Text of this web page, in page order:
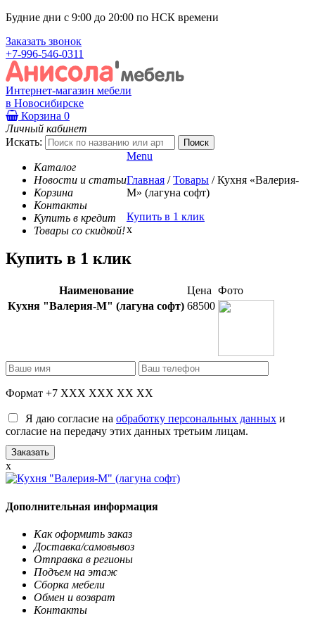
Будние дни с 9:00 до 20:00 по НСК времени
Заказать звонок
+7-996-546-0311
Интернет-магазин мебели
в Новосибирске
Корзина 0
Личный кабинет
Искать:
Каталог
Новости и статьи
Корзина
Контакты
Купить в кредит
Товары со скидкой!
Menu
Главная / Товары / Кухня «Валерия-
М» (лагуна софт)
Купить в 1 клик
x
Купить в 1 клик
Наименование Цена Фото
Кухня "Валерия-М" (лагуна софт) 68500
Формат +7 XXX XXX XX XX
Я даю согласие на обработку персональных данных и
согласие на передачу этих данных третьим лицам.
x
Дополнительная информация
Как оформить заказ
Доставка/самовывоз
Отправка в регионы
Подъем на этаж
Сборка мебели
Обмен и возврат
Контакты